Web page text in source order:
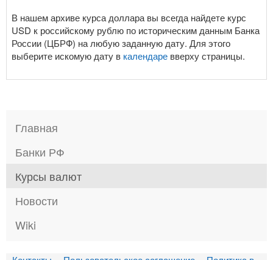
В нашем архиве курса доллара вы всегда найдете курс
USD к российскому рублю по историческим данным Банка
России (ЦБРФ) на любую заданную дату. Для этого
выберите искомую дату в календаре вверху страницы.
Главная
Банки РФ
Курсы валют
Новости
Wiki